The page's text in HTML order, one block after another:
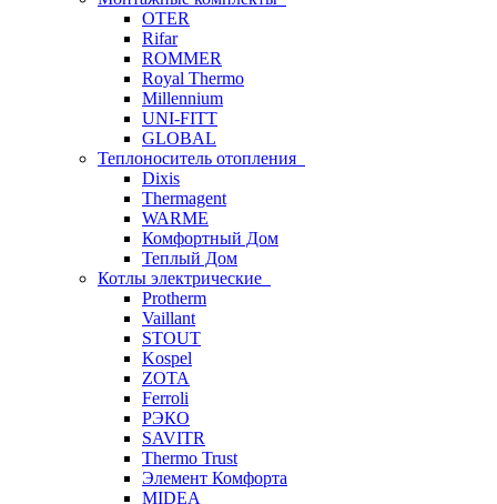
OTER
Rifar
ROMMER
Royal Thermo
Millennium
UNI-FITT
GLOBAL
Теплоноситель отопления
Dixis
Thermagent
WARME
Комфортный Дом
Теплый Дом
Котлы электрические
Protherm
Vaillant
STOUT
Kospel
ZOTA
Ferroli
РЭКО
SAVITR
Thermo Trust
Элемент Комфорта
MIDEA